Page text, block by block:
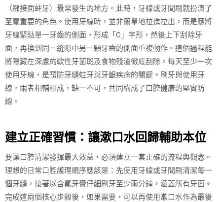
（鄰接面蛀牙）最常發生的地方。此時，牙線或牙間刷就扮演了
至關重要的角色。使用牙線時，並非簡單地拉進拉出，而是應將
牙線緊貼單一牙齒的側面，形成「C」字形，然後上下刮除牙
面，再換到同一縫隙中另一顆牙齒的側面重複動作。這個過程能
將隱藏在深處的軟性牙菌斑及食物殘渣徹底刮除。每天至少一次
使用牙線，是預防牙縫蛀牙與牙齦疾病的關鍵。刷牙與使用牙
線，兩者相輔相成，缺一不可，共同構成了口腔健康的堅實防
線。
建立正確習慣：讓漱口水回歸輔助本位
要讓口腔清潔發揮最大效益，必須建立一套正確的流程與觀念。
理想的日常口腔護理順序應該是：先使用牙線或牙間刷清潔每一
個牙縫，接著以含氟牙膏仔細刷牙至少兩分鐘，涵蓋所有牙面。
完成這兩個核心步驟後，如果需要，可以再使用漱口水作為最後